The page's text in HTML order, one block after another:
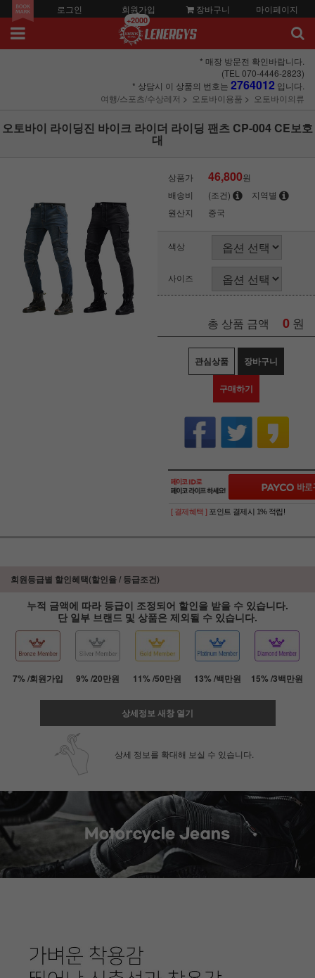
로그인 회원가입
+2000
장바구니 마이페이지
* 매장 방문전 확인바랍니다.
(TEL 070-4446-2823)
* 상담시 이 상품의 번호는 2764012 입니다.
여행/스포츠/수상레저
오토바이용품 오토바이의류
오토바이 라이딩진 바이크 라이더 라이딩 팬츠 CP-004 CE보호
대
상품가 46,800원
배송비
(조건)
지역별
원산지
중국
색상
사이즈
총 상품 금액 0 원
관심상품 장바구니
구매하기
페이코 ID로 페
[ 결제혜택 ] 포인트 결제시 1% 적립!
회원등급별 할인혜택(할인율 / 등급조건)
누적 금액에 따라 등급이 조정되어 할인을 받을 수 있습니다.
단 일부 브랜드 및 상품은 제외될 수 있습니다.
7% /회원가입 9% /20만원 11% /50만원 13% /백만원 15% /3백만원
상세정보 새창 열기
상세 정보를 확대해 보실 수 있습니다.